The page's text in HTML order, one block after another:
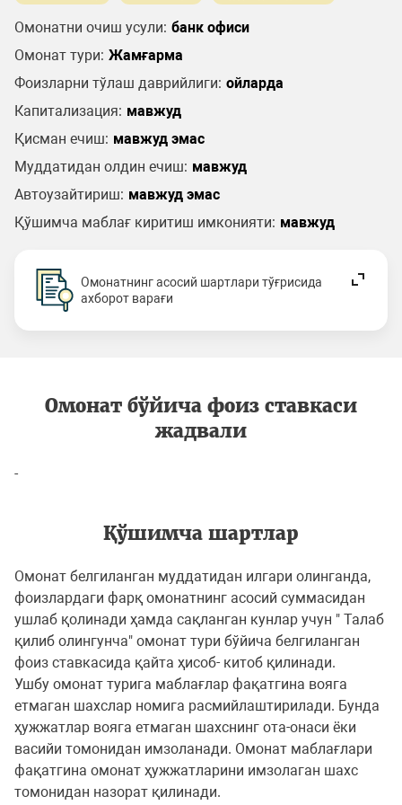
Омонатни очиш усули: банк офиси
Омонат тури: Жамғарма
Фоизларни тўлаш даврийлиги: ойларда
Капитализация: мавжуд
Қисман ечиш: мавжуд эмас
Муддатидан олдин ечиш: мавжуд
Автоузайтириш: мавжуд эмас
Қўшимча маблағ киритиш имконияти: мавжуд
Омонатнинг асосий шартлари тўғрисида
ахборот варағи
Омонат бўйича фоиз ставкаси
жадвали
-
Қўшимча шартлар
Омонат белгиланган муддатидан илгари олинганда,
фоизлардаги фарқ омонатнинг асосий суммасидан
ушлаб қолинади ҳамда сақланган кунлар учун " Талаб
қилиб олингунча" омонат тури бўйича белгиланган
фоиз ставкасида қайта ҳисоб- китоб қилинади.
Ушбу омонат турига маблағлар фақатгина вояга
етмаган шахслар номига расмийлаштирилади. Бунда
ҳужжатлар вояга етмаган шахснинг ота-онаси ёки
васийи томонидан имзоланади. Омонат маблағлари
фақатгина омонат ҳужжатларини имзолаган шахс
томонидан назорат қилинади.